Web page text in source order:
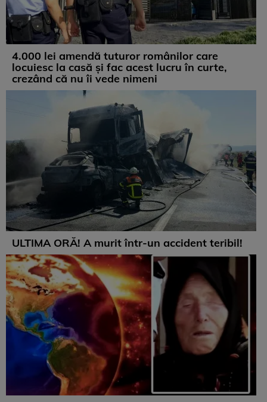
4.000 lei amendă tuturor românilor care
locuiesc la casă și fac acest lucru în curte,
crezând că nu îi vede nimeni
ULTIMA ORĂ! A murit într-un accident teribil!